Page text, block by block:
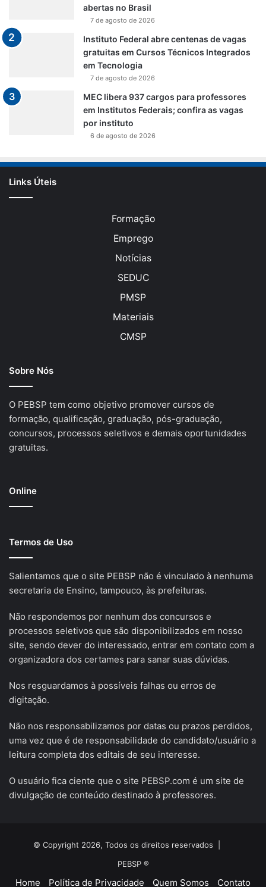
abertas no Brasil
7 de agosto de 2026
Instituto Federal abre centenas de vagas
gratuitas em Cursos Técnicos Integrados
em Tecnologia
7 de agosto de 2026
MEC libera 937 cargos para professores
em Institutos Federais; confira as vagas
por instituto
6 de agosto de 2026
Links Úteis
Formação
Emprego
Notícias
SEDUC
PMSP
Materiais
CMSP
Sobre Nós
O PEBSP tem como objetivo promover cursos de
formação, qualificação, graduação, pós-graduação,
concursos, processos seletivos e demais oportunidades
gratuitas.
Online
Termos de Uso
Salientamos que o site PEBSP não é vinculado à nenhuma
secretaria de Ensino, tampouco, às prefeituras.
Não respondemos por nenhum dos concursos e
processos seletivos que são disponibilizados em nosso
site, sendo dever do interessado, entrar em contato com a
organizadora dos certames para sanar suas dúvidas.
Nos resguardamos à possíveis falhas ou erros de
digitação.
Não nos responsabilizamos por datas ou prazos perdidos,
uma vez que é de responsabilidade do candidato/usuário a
leitura completa dos editais de seu interesse.
O usuário fica ciente que o site PEBSP.com é um site de
divulgação de conteúdo destinado à professores.
© Copyright 2026, Todos os direitos reservados |
PEBSP ®
Home Política de Privacidade Quem Somos Contato